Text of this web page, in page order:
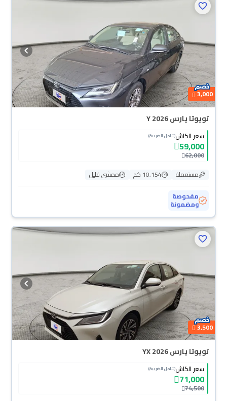
3,000
تويوتا يارس Y 2026
سعر الكاش(شامل الضريبة)
59,000
62,000
مستعملة
10,154 كم
ممشى قليل
مفحوصة
ومضمونة
3,500
تويوتا يارس YX 2026
سعر الكاش(شامل الضريبة)
71,000
74,500